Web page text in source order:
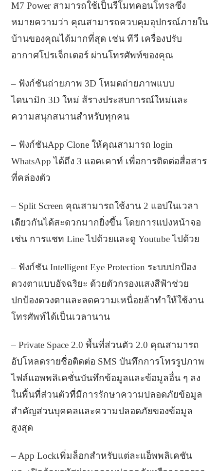
M7 Power สามารถใช้เป็นรีโมทคอนโทรลซึ่ง
หมายความว่า คุณสามารถควบคุมอุปกรณ์ภายใน
บ้านของคุณได้มากที่สุด เช่น ทีวี เครื่องปรับ
อากาศโปรเจ็กเตอร์ ผ่านโทรศัพท์ของคุณ
– ฟังก์ชันถ่ายภาพ 3D โหมดถ่ายภาพแบบ
ไดนามิก 3D ใหม่ ส้รางประสบการณ์ใหม่และ
ความสนุกสนานสำหรับทุกคน
– ฟังก์ชันApp Clone ให้คุณสามารถ login
WhatsApp ได้ถึง 3 แอคเคาท์ เพื่อการติดต่อสื่อสาร
ที่คล่องตัว
– Split Screen คุณสามารถใช้งาน 2 แอปในเวลา
เดียวกันได้สะดวกมากยิ่งขึ้น โดยการแบ่งหน้าจอ
เช่น การแชท Line ไปด้วยและดู Youtube ไปด้วย
– ฟังก์ชัน Intelligent Eye Protection ระบบปกป้อง
ดวงตาแบบอัจฉริยะ ด้วยตัวกรองแสงสีฟ้าช่วย
ปกป้องดวงตาและลดความเหนื่อยล้าทำให้ใช้งาน
โทรศัพท์ได้เป็นเวลานาน
– Private Space 2.0 พื้นที่ส่วนตัว 2.0 คุณสามารถ
อัปโหลดรายชื่อติดต่อ SMS บันทึกการโทรรูปภาพ
ไฟล์แอพพลิเคชั่นบันทึกข้อมูลและข้อมูลอื่น ๆ ลง
ในพื้นที่ส่วนตัวที่มีการรักษาความปลอดภัยข้อมูล
สำคัญส่วนบุคคลและความปลอดภัยของข้อมูล
สูงสุด
– App Lockเพิ่มล็อกสำหรับแต่ละแอ็พพลิเคชัน